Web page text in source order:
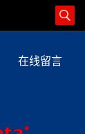
在线留言